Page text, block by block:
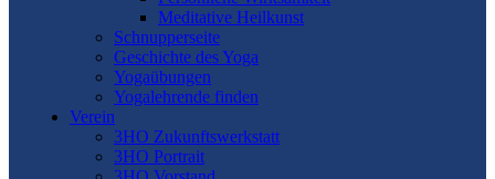
Meditative Heilkunst
Schnupperseite
Geschichte des Yoga
Yogaübungen
Yogalehrende finden
Verein
3HO Zukunftswerkstatt
3HO Portrait